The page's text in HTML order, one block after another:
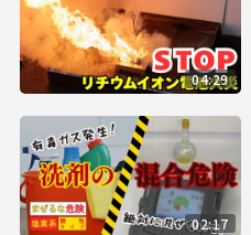
04:29
02:17